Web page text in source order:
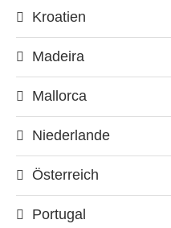
Kroatien
Madeira
Mallorca
Niederlande
Österreich
Portugal